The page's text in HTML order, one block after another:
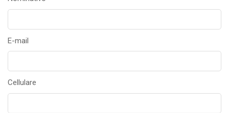
E-mail
Cellulare